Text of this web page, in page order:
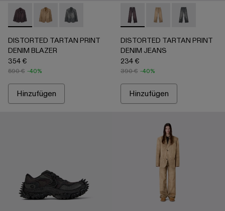
DISTORTED TARTAN PRINT DENIM BLAZER -
DISTORTED TARTAN PRINT DENIM BLAZER -
DISTORTED TARTAN PRINT DENIM
DISTORTED TARTAN PRINT
DENIM BLAZER
354 €
590 € -40%
Hinzufügen
DISTORTED TARTAN
DISTORTED
DISTORTED TARTAN PRINT
DENIM JEANS
234 €
390 € -40%
Hinzufügen